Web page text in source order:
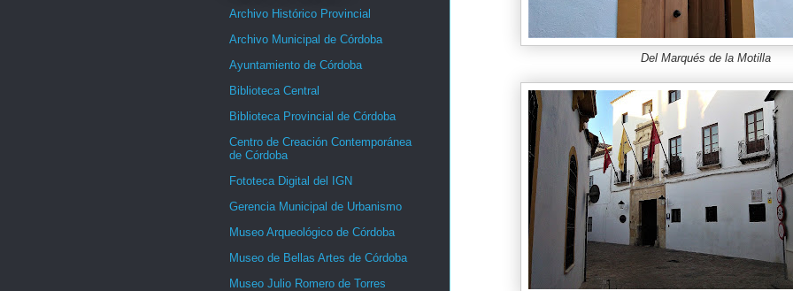
Del Marqués de la Motilla
Archivo Histórico Provincial
Archivo Municipal de Córdoba
Ayuntamiento de Córdoba
Biblioteca Central
Biblioteca Provincial de Córdoba
Centro de Creación Contemporánea
de Córdoba
Fototeca Digital del IGN
Gerencia Municipal de Urbanismo
Museo Arqueológico de Córdoba
Museo de Bellas Artes de Córdoba
Museo Julio Romero de Torres